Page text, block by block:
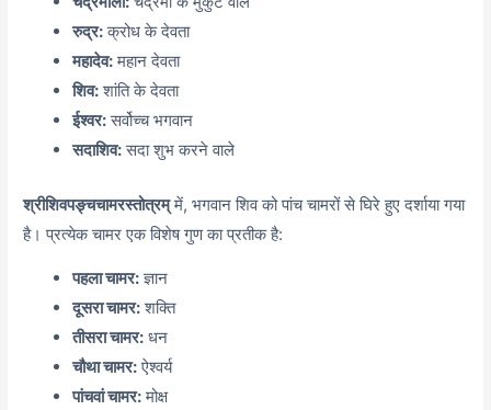
रुद्र:क्रोध के देवता
महादेव:महान देवता
शिव:शांति के देवता
ईश्वर:सर्वोच्च भगवान
सदाशिव:सदा शुभ करने वाले
श्रीशिवपङ्चचामरस्तोत्रम्में, भगवान शिव को पांच चामरों से घिरे हुए दर्शाया गया
है। प्रत्येक चामर एक विशेष गुण का प्रतीक है:
पहला चामर:ज्ञान
दूसरा चामर:शक्ति
तीसरा चामर: धन
चौथा चामर:ऐश्वर्य
पांचवां चामर:मोक्ष